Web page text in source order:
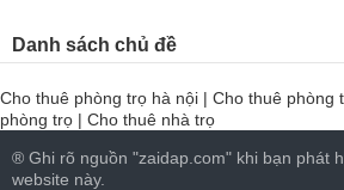
Danh sách chủ đề
Cho thuê phòng trọ hà nội | Cho thuê phòng
phòng trọ | Cho thuê nhà trọ
® Ghi rõ nguồn "zaidap.com" khi bạn phát
website này.